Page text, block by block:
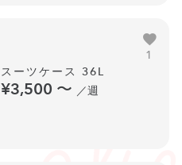
スーツケース 36L
¥3,500 〜 ／週
1